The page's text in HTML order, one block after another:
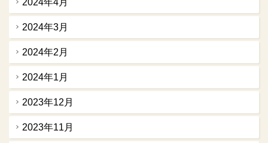
2024年4月
2024年3月
2024年2月
2024年1月
2023年12月
2023年11月